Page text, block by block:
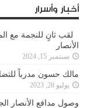
أخبار وأسرار
لقب ثانٍ للنجمة مع
الأنصار
سبتمبر 15, 2024
مالك حسون مدرباً
يوليو 28, 2023
وصول مدافع الأنصار